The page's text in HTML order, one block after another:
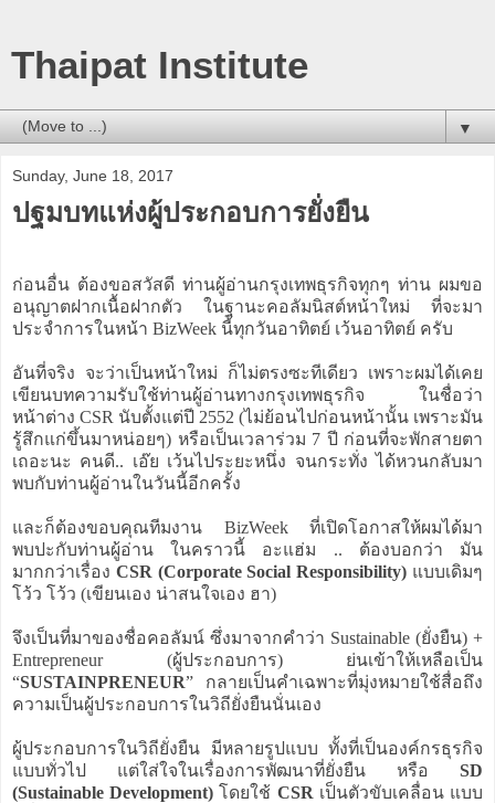
Thaipat Institute
▼
Sunday, June 18, 2017
ปฐมบทแห่งผู้ประกอบการยั่งยืน
ก่อนอื่น ต้องขอสวัสดี ท่านผู้อ่านกรุงเทพธุรกิจทุกๆ ท่าน ผมขอ
อนุญาตฝากเนื้อฝากตัว ในฐานะคอลัมนิสต์หน้าใหม่ ที่จะมา
ประจำการในหน้า BizWeek นี้ทุกวันอาทิตย์ เว้นอาทิตย์ ครับ
อันที่จริง จะว่าเป็นหน้าใหม่ ก็ไม่ตรงซะทีเดียว เพราะผมได้เคย
เขียนบทความรับใช้ท่านผู้อ่านทางกรุงเทพธุรกิจ ในชื่อว่า
หน้าต่าง CSR นับตั้งแต่ปี 2552 (ไม่ย้อนไปก่อนหน้านั้น เพราะมัน
รู้สึกแก่ขึ้นมาหน่อยๆ) หรือเป็นเวลาร่วม 7 ปี ก่อนที่จะพักสายตา
เถอะนะ คนดี.. เอ๊ย เว้นไประยะหนึ่ง จนกระทั่ง ได้หวนกลับมา
พบกับท่านผู้อ่านในวันนี้อีกครั้ง
และก็ต้องขอบคุณทีมงาน BizWeek ที่เปิดโอกาสให้ผมได้มา
พบปะกับท่านผู้อ่าน ในคราวนี้ อะแฮ่ม .. ต้องบอกว่า มัน
มากกว่าเรื่อง CSR (Corporate Social Responsibility) แบบเดิมๆ
โว้ว โว้ว (เขียนเอง น่าสนใจเอง ฮา)
จึงเป็นที่มาของชื่อคอลัมน์ ซึ่งมาจากคำว่า Sustainable (ยั่งยืน) +
Entrepreneur (ผู้ประกอบการ) ย่นเข้าให้เหลือเป็น
“SUSTAINPRENEUR” กลายเป็นคำเฉพาะที่มุ่งหมายใช้สื่อถึง
ความเป็นผู้ประกอบการในวิถียั่งยืนนั่นเอง
ผู้ประกอบการในวิถียั่งยืน มีหลายรูปแบบ ทั้งที่เป็นองค์กรธุรกิจ
แบบทั่วไป แต่ใส่ใจในเรื่องการพัฒนาที่ยั่งยืน หรือ SD
(Sustainable Development) โดยใช้ CSR เป็นตัวขับเคลื่อน แบบ